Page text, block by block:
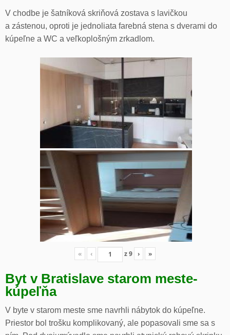
V chodbe je šatníková skriňová zostava s lavičkou
a zástenou, oproti je jednoliata farebná stena s dverami do
kúpeľne a WC a veľkoplošným zrkadlom.
« ‹ z9 › »
Byt v Bratislave starom meste-
kúpeľňa
V byte v starom meste sme navrhli nábytok do kúpeľne.
Priestor bol trošku komplikovaný, ale popasovali sme sa s